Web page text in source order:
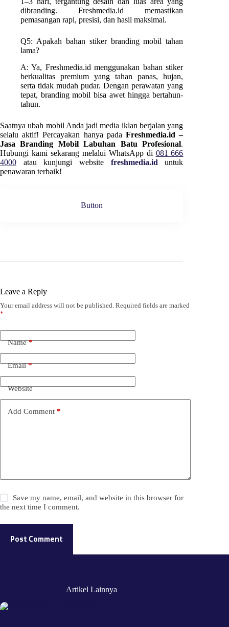
dibranding. Freshmedia.id memastikan
pemasangan rapi, presisi, dan hasil maksimal.
Q5: Apakah bahan stiker branding mobil tahan
lama?
A: Ya, Freshmedia.id menggunakan bahan stiker
berkualitas premium yang tahan panas, hujan,
serta tidak mudah pudar. Dengan perawatan yang
tepat, branding mobil bisa awet hingga bertahun-
tahun.
Saatnya ubah mobil Anda jadi media iklan berjalan yang
selalu aktif! Percayakan hanya padaFreshmedia.id –
Jasa Branding Mobil Labuhan Batu Profesional.
Hubungi kami sekarang melalui WhatsApp di 081 666
4000
atau kunjungi website freshmedia.id untuk
penawaran terbaik!
Button
Leave a Reply
Your email address will not be published. Required fields are marked
*
Name*
Email*
Website
Add Comment *
Save my name, email, and website in this browser for
the next time I comment.
Post Comment
Artikel Lainnya